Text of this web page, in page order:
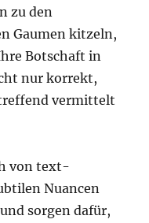
zu den
Gaumen kitzeln,
Botschaft in
nur korrekt,
vermittelt
von text-
Nuancen
sorgen dafür,